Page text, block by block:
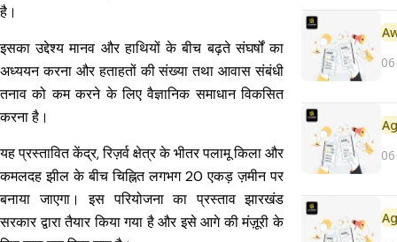
है।
इसका उद्देश्य मानव और हाथियों के बीच बढ़ते संघर्षों का
अध्ययन करना और हताहतों की संख्या तथा आवास संबंधी
तनाव को कम करने के लिए वैज्ञानिक समाधान विकसित
करना है।
यह प्रस्तावित केंद्र, रिज़र्व क्षेत्र के भीतर पलामू किला और
कमलदह झील के बीच चिह्नित लगभग 20 एकड़ ज़मीन पर
बनाया जाएगा। इस परियोजना का प्रस्ताव झारखंड
सरकार द्वारा तैयार किया गया है और इसे आगे की मंज़ूरी के